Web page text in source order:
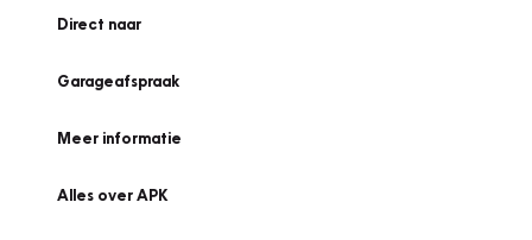
Direct naar
Garageafspraak
Meer informatie
Alles over APK